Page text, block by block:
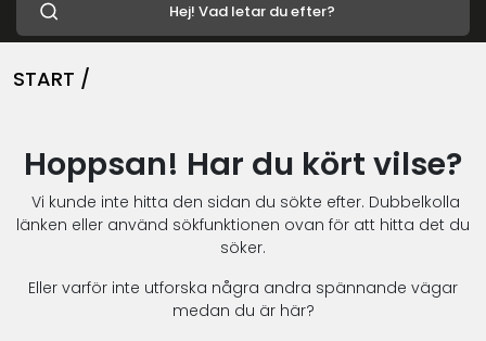
START /
Hoppsan! Har du kört vilse?
Vi kunde inte hitta den sidan du sökte efter. Dubbelkolla
länken eller använd sökfunktionen ovan för att hitta det du
söker.
Eller varför inte utforska några andra spännande vägar
medan du är här?